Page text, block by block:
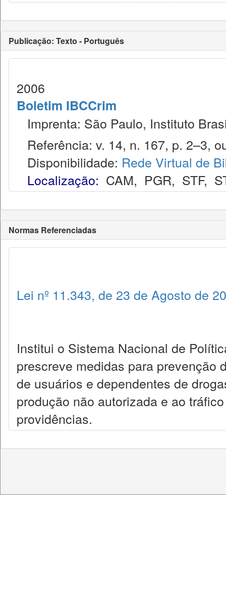
Publicação: Texto - Português
2006
Boletim IBCCrim
Imprenta: São Paulo, Instituto
Referência: v. 14, n. 167, p. 2–3,
Disponibilidade: Rede Virtual de
Localização: CAM, PGR, STF,
Normas Referenciadas
Lei nº 11.343, de 23 de Agosto de
Institui o Sistema Nacional de
prescreve medidas para prevenção
de usuários e dependentes de
produção não autorizada e ao
providências.